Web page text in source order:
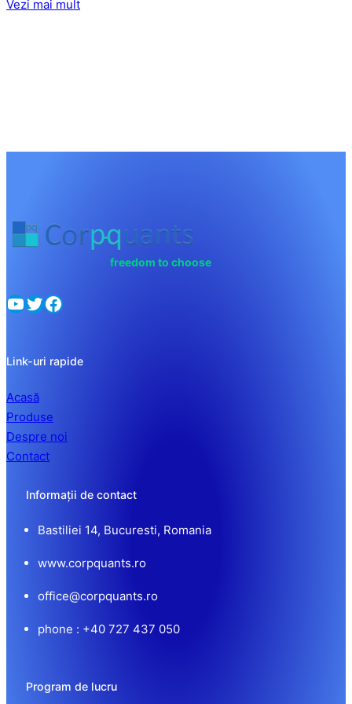
Vezi mai mult
freedom to choose
YouTube Twitter Facebook
Link-uri rapide
Acasă
Produse
Despre noi
Contact
Informații de contact
Bastiliei 14, Bucuresti, Romania
www.corpquants.ro
office@corpquants.ro
phone : +40 727 437 050
Program de lucru